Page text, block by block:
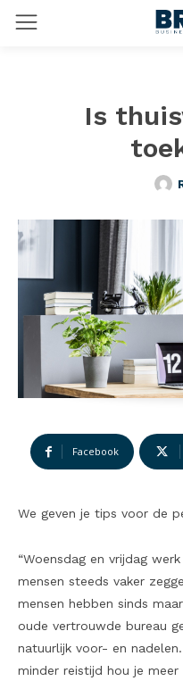
Is
Facebook
We geven je tips voor de
“Woensdag en vrijdag
mensen steeds vaker
mensen hebben sinds
oude vertrouwde bureau
natuurlijk voor- en
minder reistijd hou je